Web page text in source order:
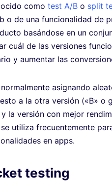
como test A/B o split
o de una funcionalidad de
basándose en un
cuál de las versiones
y aumentar las
asignando
a la otra versión («B» o
la versión con mejor
utiliza frecuentemente
en apps.
testing